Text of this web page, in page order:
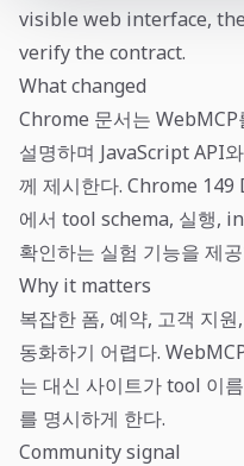
visible web interface,
verify the contract.
What changed
Chrome 문서는
설명하며 JavaScript API
께 제시한다. Chrome
에서 tool schema, 실행,
확인하는 실험 기능을 제
Why it matters
복잡한 폼, 예약, 고객 지
동화하기 어렵다.
는 대신 사이트가 tool 이
를 명시하게 한다.
Community signal